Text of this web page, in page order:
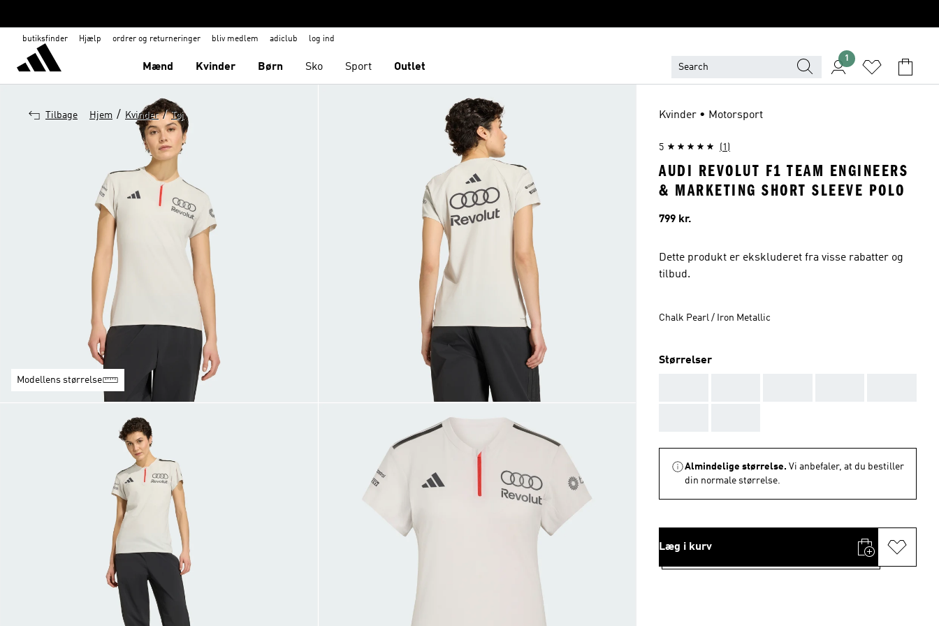
butiksfinder Hjælp ordrer og returneringer bliv medlem adiclub log ind
Mænd Kvinder Børn Sko Sport Outlet
1
Tilbage Hjem / Kvinder / Tøj
Modellens størrelse
Kvinder • Motorsport
5 (1)
AUDI REVOLUT F1 TEAM ENGINEERS
& MARKETING SHORT SLEEVE POLO
Pris
799 kr.
Dette produkt er ekskluderet fra visse rabatter og
tilbud.
Chalk Pearl / Iron Metallic
Størrelser
Almindelige størrelse. Vi anbefaler, at du bestiller
din normale størrelse.
Læg i kurv